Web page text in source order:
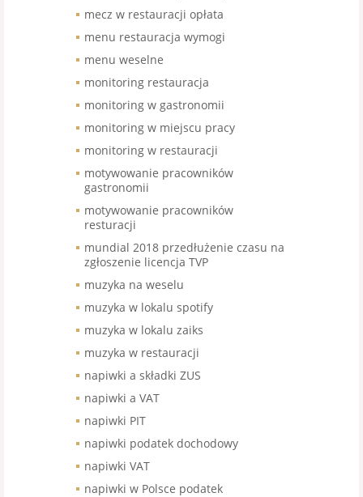
mecz w restauracji opłata
menu restauracja wymogi
menu weselne
monitoring restauracja
monitoring w gastronomii
monitoring w miejscu pracy
monitoring w restauracji
motywowanie pracowników
gastronomii
motywowanie pracowników
resturacji
mundial 2018 przedłużenie czasu na
zgłoszenie licencja TVP
muzyka na weselu
muzyka w lokalu spotify
muzyka w lokalu zaiks
muzyka w restauracji
napiwki a składki ZUS
napiwki a VAT
napiwki PIT
napiwki podatek dochodowy
napiwki VAT
napiwki w Polsce podatek